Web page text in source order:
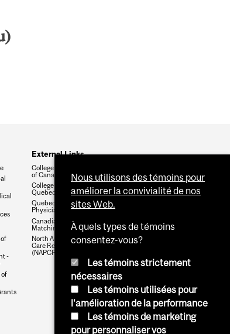
-
of
External Links
College of Family Physicians
of Canada
College des Medecins du
Quebec
Quebec College of Family
Physicians
Canadian Resident
Matching Service (CaRMS)
North American Primary
Care Research Group
(NAPCRG)
Nous utilisons des témoins pour
améliorer la convivialité de nos
sites Web.
À quels types de témoins
consentez-vous?
Les témoins strictement
nécessaires
Les témoins utilisées pour
l'amélioration de la performance
Les témoins de marketing
pour personnaliser vos